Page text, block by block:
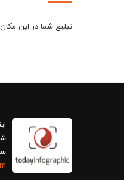
تبلیغ شما در این مکان، ماهانه